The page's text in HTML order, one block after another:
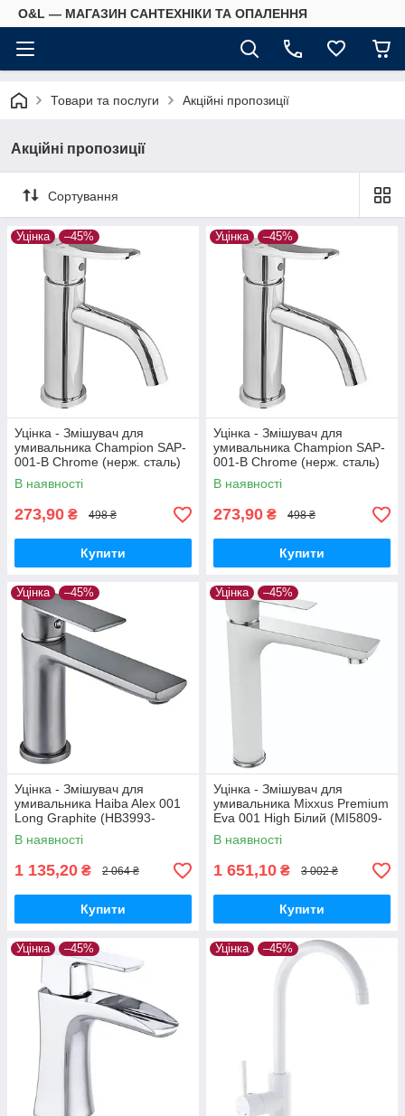
O&L — МАГАЗИН САНТЕХНІКИ ТА ОПАЛЕННЯ
Товари та послуги Акційні пропозиції
Акційні пропозиції
Сортування
Уцінка –45%
Уцінка - Змішувач для
умивальника Champion SAP-
001-B Chrome (нерж. сталь)
(CH6157-20260716-10424)
В наявності
273,90 ₴ 498 ₴
Купити
Уцінка –45%
Уцінка - Змішувач для
умивальника Champion SAP-
001-B Chrome (нерж. сталь)
(CH6157-20260715-10520)
В наявності
273,90 ₴ 498 ₴
Купити
Уцінка –45%
Уцінка - Змішувач для
умивальника Haiba Alex 001
Long Graphite (HB3993-
20260604-7971)
В наявності
1 135,20 ₴ 2 064 ₴
Купити
Уцінка –45%
Уцінка - Змішувач для
умивальника Mixxus Premium
Eva 001 High Білий (MI5809-
20260604-9755)
В наявності
1 651,10 ₴ 3 002 ₴
Купити
Уцінка –45% Уцінка –45%